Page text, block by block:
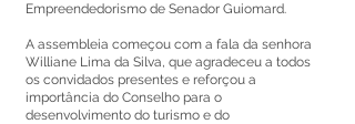
Empreendedorismo de Senador Guiomard.
A assembleia começou com a fala da senhora
Williane Lima da Silva, que agradeceu a todos
os convidados presentes e reforçou a
importância do Conselho para o
desenvolvimento do turismo e do